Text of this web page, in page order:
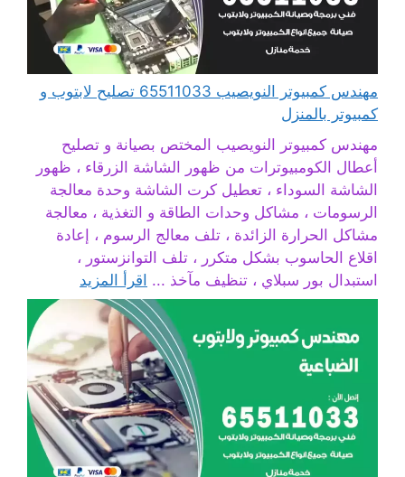
مهندس كمبيوتر النويصيب 65511033 تصليح لابتوب و
كمبيوتر بالمنزل
مهندس كمبيوتر النويصيب المختص بصيانة و تصليح
أعطال الكومبيوترات من ظهور الشاشة الزرقاء ، ظهور
الشاشة السوداء ، تعطيل كرت الشاشة وحدة معالجة
الرسومات ، مشاكل وحدات الطاقة و التغذية ، معالجة
مشاكل الحرارة الزائدة ، تلف معالج الرسوم ، إعادة
اقلاع الحاسوب بشكل متكرر ، تلف التوانزستور ،
استبدال بور سبلاي ، تنظيف مآخذ ... اقرأ المزيد